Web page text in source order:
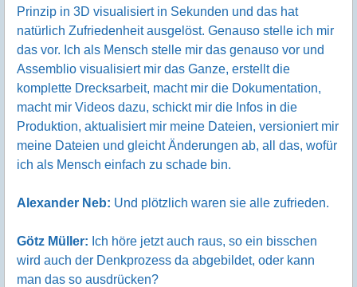
Prinzip in 3D visualisiert in Sekunden und das hat
natürlich Zufriedenheit ausgelöst. Genauso stelle ich mir
das vor. Ich als Mensch stelle mir das genauso vor und
Assemblio visualisiert mir das Ganze, erstellt die
komplette Drecksarbeit, macht mir die Dokumentation,
macht mir Videos dazu, schickt mir die Infos in die
Produktion, aktualisiert mir meine Dateien, versioniert mir
meine Dateien und gleicht Änderungen ab, all das, wofür
ich als Mensch einfach zu schade bin.
Alexander Neb: Und plötzlich waren sie alle zufrieden.
Götz Müller: Ich höre jetzt auch raus, so ein bisschen
wird auch der Denkprozess da abgebildet, oder kann
man das so ausdrücken?